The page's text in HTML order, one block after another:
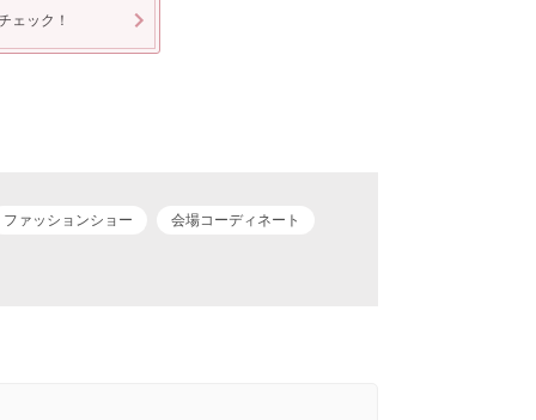
ェック！
ファッションショー 会場コーディネート